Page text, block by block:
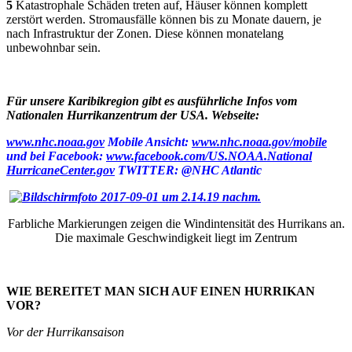
5 Katastrophale Schäden treten auf, Häuser können komplett
zerstört werden. Stromausfälle können bis zu Monate dauern, je
nach Infrastruktur der Zonen. Diese können monatelang
unbewohnbar sein.
Für unsere Karibikregion gibt es ausführliche Infos vom
Nationalen Hurrikanzentrum der USA. Webseite:
www.nhc.noaa.govMobile Ansicht: www.nhc.noaa.gov/mobile
und bei Facebook: www.facebook.com/US.NOAA.National
HurricaneCenter.govTWITTER: @NHC Atlantic
Farbliche Markierungen zeigen die Windintensität des Hurrikans an.
Die maximale Geschwindigkeit liegt im Zentrum
WIE BEREITET MAN SICH AUF EINEN HURRIKAN
VOR?
Vor der Hurrikansaison